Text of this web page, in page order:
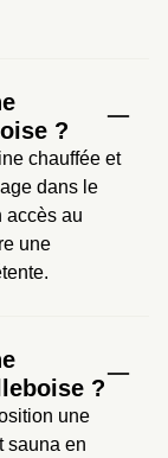
?
chauffée et
dans le
accès au
une
?
une
sauna en